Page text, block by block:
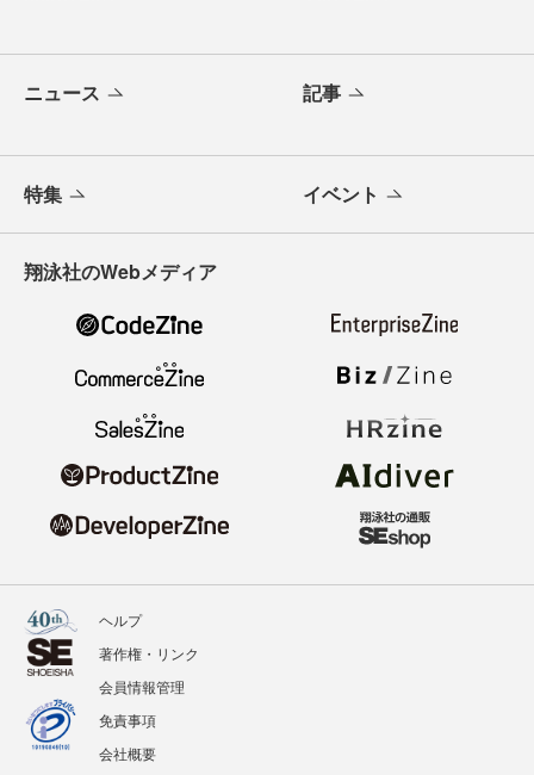
ニュース 記事
特集 イベント
翔泳社のWebメディア
ヘルプ
著作権・リンク
会員情報管理
免責事項
会社概要